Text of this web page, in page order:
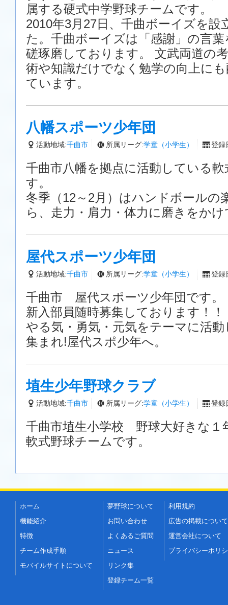
属する硬式中学野球チームです。
2010年3月27日、千曲ボーイズを設
た。千曲ボーイズは「感謝」の言
磋琢磨しております。 文武両道の
術や知識だけでなく勉学の向上に
ています。
八幡スポーツ少年団
活動地域:千曲市 所属リーグ:学童（小学生） 登録
千曲市八幡を拠点に活動している
す。
冬季（12～2月）はハンドボールの
ら、走力・肩力・体力に磨きをか
屋代スポーツ少年団
活動地域:千曲市 所属リーグ:学童（小学生） 登録
千曲市 屋代スポーツ少年団です。
新入部員随時募集しております！！
やる気・勇気・元気をテーマに活
集まれ!屋代スポ少年へ。
埴生少年野球クラブ
活動地域:千曲市 所属リーグ:学童（小学生） 登録
千曲市埴生小学校 野球大好きな１
軟式野球チームです。
ホーム
機能紹介
特徴
チーム作成手順
モバイルサイトについて
夢野球について
お問い合わせ
よくあるご質問
ニュース
リンク集
登録チーム一覧
利用規約
広告の掲載について
運営会社について
プライバシーポリ